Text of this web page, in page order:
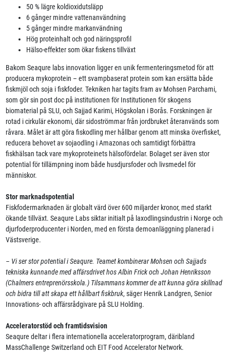
50 % lägre koldioxidutsläpp
6 gånger mindre vattenanvändning
5 gånger mindre markanvändning
Hög proteinhalt och god näringsprofil
Hälso-effekter som ökar fiskens tillväxt
Bakom Seaqure labs innovation ligger en unik fermenteringsmetod för att
producera mykoprotein – ett svampbaserat protein som kan ersätta både
fiskmjöl och soja i fiskfoder. Tekniken har tagits fram av Mohsen Parchami,
som gör sin post doc på institutionen för Institutionen för skogens
biomaterial på SLU, och Sajjad Karimi, Högskolan i Borås. Forskningen är
rotad i cirkulär ekonomi, där sidoströmmar från jordbruket återanvänds som
råvara. Målet är att göra fiskodling mer hållbar genom att minska överfisket,
reducera behovet av sojaodling i Amazonas och samtidigt förbättra
fiskhälsan tack vare mykoproteinets hälsofördelar. Bolaget ser även stor
potential för tillämpning inom både husdjursfoder och livsmedel för
människor.
Stor marknadspotential
Fiskfodermarknaden är globalt värd över 600 miljarder kronor, med starkt
ökande tillväxt. Seaqure Labs siktar initialt på laxodlingsindustrin i Norge och
djurfoderproducenter i Norden, med en första demoanläggning planerad i
Västsverige.
– Vi ser stor potential i Seaqure. Teamet kombinerar Mohsen och Sajjads
tekniska kunnande med affärsdrivet hos Albin Frick och Johan Henriksson
(Chalmers entreprenörsskola.) Tilsammans kommer de att kunna göra skillnad
och bidra till att skapa ett hållbart fiskbruk, säger Henrik Landgren, Senior
Innovations- och affärsrådgivare på SLU Holding.
Acceleratorstöd och framtidsvision
Seaqure deltar i flera internationella acceleratorprogram, däribland
MassChallenge Switzerland och EIT Food Accelerator Network.